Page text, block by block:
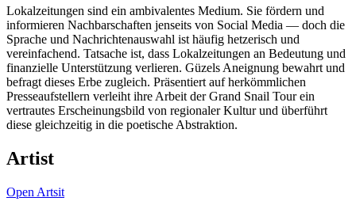
Lokalzeitungen sind ein ambivalentes Medium. Sie fördern und
informieren Nachbarschaften jenseits von Social Media — doch die
Sprache und Nachrichtenauswahl ist häufig hetzerisch und
vereinfachend. Tatsache ist, dass Lokalzeitungen an Bedeutung und
finanzielle Unterstützung verlieren. Güzels Aneignung bewahrt und
befragt dieses Erbe zugleich. Präsentiert auf herkömmlichen
Presseaufstellern verleiht ihre Arbeit der Grand Snail Tour ein
vertrautes Erscheinungsbild von regionaler Kultur und überführt
diese gleichzeitig in die poetische Abstraktion.
Artist
Open Artsit